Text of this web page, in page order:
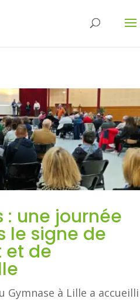
: une journée
le signe de
et de
Gymnase à Lille a accueilli